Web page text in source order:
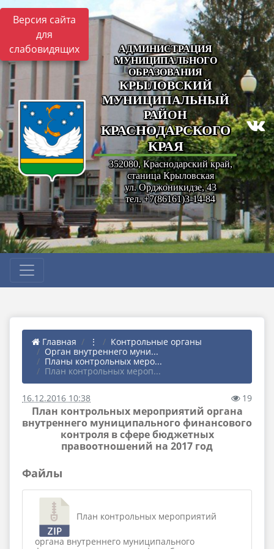
Версия сайта
для
слабовидящих
АДМИНИСТРАЦИЯ
МУНИЦИПАЛЬНОГО
ОБРАЗОВАНИЯ
КРЫЛОВСКИЙ
МУНИЦИПАЛЬНЫЙ
РАЙОН
КРАСНОДАРСКОГО
КРАЯ
352080, Краснодарский край,
станица Крыловская
ул. Орджоникидзе, 43
тел. +7(86161)3-14-84
Главная ⋮
Контрольные органы
Орган внутреннего муни...
Планы контрольных меро...
План контрольных мероп...
16.12.2016 10:38 19
План контрольных мероприятий органа
внутреннего муниципального финансового
контроля в сфере бюджетных
правоотношений на 2017 год
Файлы
План контрольных мероприятий
органа внутреннего муниципального